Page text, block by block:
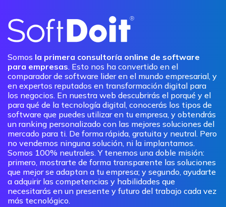
Somos la primera consultoría online de software
para empresas. Esto nos ha convertido en el
comparador de software lider en el mundo empresarial, y
en expertos reputados en transformación digital para
los negocios. En nuestra web descubrirás el porqué y el
para qué de la tecnología digital, conocerás los tipos de
software que puedes utilizar en tu empresa, y obtendrás
un ranking personalizado con las mejores soluciones del
mercado para ti. De forma rápida, gratuita y neutral. Pero
no vendemos ninguna solución, ni la implantamos.
Somos 100% neutrales. Y tenemos una doble misión:
primero, mostrarte de forma transparente las soluciones
que mejor se adaptan a tu empresa; y segundo, ayudarte
a adquirir las competencias y habilidades que
necesitarás en un presente y futuro del trabajo cada vez
más tecnológico.